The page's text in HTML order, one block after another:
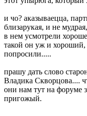
и чо? аказываецца,
близарукая, и не
в нем усмотрели
такой он уж и хороший,
попросили.....
прашу дать слово
Владика Скворцова....
они нам тут на форуме
пригожый.